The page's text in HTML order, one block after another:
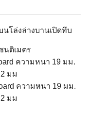
นโล่งล่างบานเปิดทึบ
นติเมตร
ความหนา 19 มม.
มม
ความหนา 19 มม.
มม